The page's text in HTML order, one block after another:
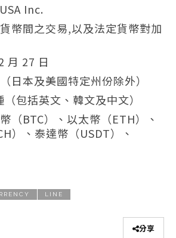
Inc.
幣間之交易,以及法定貨幣對加
月 27 日
日本及美國特定州份除外）
包括英文、韓文及中文）
（BTC）、以太幣（ETH）、
）、泰達幣（USDT）、
LINE
分享